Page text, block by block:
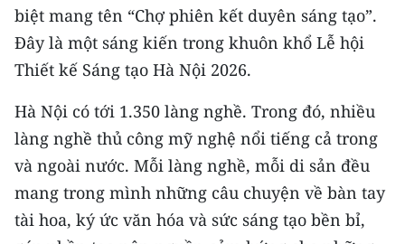
CHƯƠNG TRÌNH OCOP - MỖI XÃ
MỘT SẢN PHẨM
RADIO
MEDIA CENTER
E-Magazine
Video
biệt mang tên “Chợ phiên kết duyên sáng tạo”.
Đây là một sáng kiến trong khuôn khổ Lễ hội
Thiết kế Sáng tạo Hà Nội 2026.
Hà Nội có tới 1.350 làng nghề. Trong đó, nhiều
làng nghề thủ công mỹ nghệ nổi tiếng cả trong
và ngoài nước. Mỗi làng nghề, mỗi di sản đều
mang trong mình những câu chuyện về bàn tay
tài hoa, ký ức văn hóa và sức sáng tạo bền bỉ,